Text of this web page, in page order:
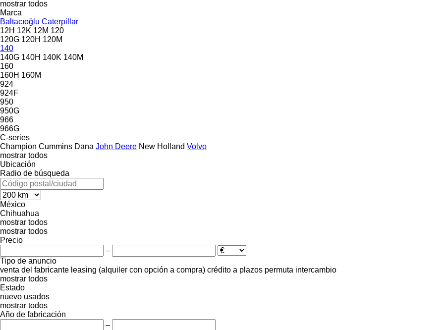
mostrar todos
Marca
Baltacıoğlu Caterpillar
12H 12K 12M 120
120G 120H 120M
140
140G 140H 140K 140M
160
160H 160M
924
924F
950
950G
966
966G
C-series
Champion Cummins Dana John Deere New Holland Volvo
mostrar todos
Ubicación
Radio de búsqueda
México
Chihuahua
mostrar todos
mostrar todos
Precio
–
Tipo de anuncio
venta del fabricante leasing (alquiler con opción a compra) crédito a plazos permuta intercambio
mostrar todos
Estado
nuevo usados
mostrar todos
Año de fabricación
–